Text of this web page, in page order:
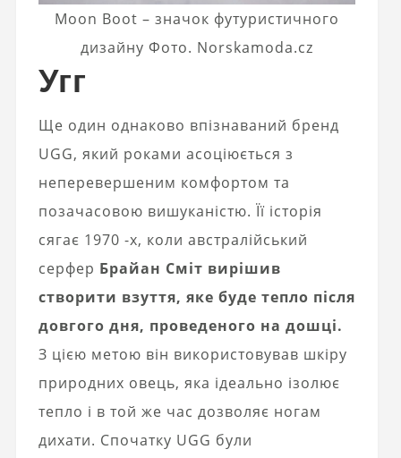
Moon Boot – значок футуристичного
дизайну Фото. Norskamoda.cz
Угг
Ще один однаково впізнаваний бренд
UGG, який роками асоціюється з
неперевершеним комфортом та
позачасовою вишуканістю. Її історія
сягає 1970 -х, коли австралійський
серфер Брайан Сміт вирішив
створити взуття, яке буде тепло після
довгого дня, проведеного на дошці.
З цією метою він використовував шкіру
природних овець, яка ідеально ізолює
тепло і в той же час дозволяє ногам
дихати. Спочатку UGG були